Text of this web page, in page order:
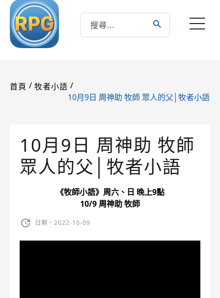
首頁 / 牧者小語 /
10月9日 周神助 牧師 眾人的父│牧者小語
10月9日 周神助 牧師
眾人的父│牧者小語
《牧師小語》周六、日 晚上9點
10/9 周神助 牧師
日期・2022-10-09